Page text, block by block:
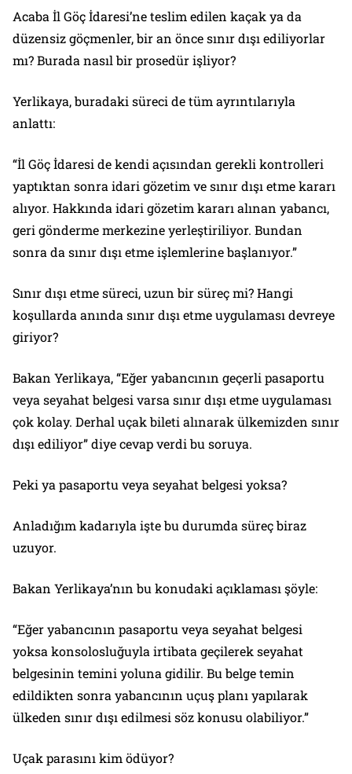
Acaba İl Göç İdaresi’ne teslim edilen kaçak ya da
düzensiz göçmenler, bir an önce sınır dışı ediliyorlar
mı? Burada nasıl bir prosedür işliyor?
Yerlikaya, buradaki süreci de tüm ayrıntılarıyla
anlattı:
“İl Göç İdaresi de kendi açısından gerekli kontrolleri
yaptıktan sonra idari gözetim ve sınır dışı etme kararı
alıyor. Hakkında idari gözetim kararı alınan yabancı,
geri gönderme merkezine yerleştiriliyor. Bundan
sonra da sınır dışı etme işlemlerine başlanıyor.”
Sınır dışı etme süreci, uzun bir süreç mi? Hangi
koşullarda anında sınır dışı etme uygulaması devreye
giriyor?
Bakan Yerlikaya, “Eğer yabancının geçerli pasaportu
veya seyahat belgesi varsa sınır dışı etme uygulaması
çok kolay. Derhal uçak bileti alınarak ülkemizden sınır
dışı ediliyor” diye cevap verdi bu soruya.
Peki ya pasaportu veya seyahat belgesi yoksa?
Anladığım kadarıyla işte bu durumda süreç biraz
uzuyor.
Bakan Yerlikaya’nın bu konudaki açıklaması şöyle:
“Eğer yabancının pasaportu veya seyahat belgesi
yoksa konsolosluğuyla irtibata geçilerek seyahat
belgesinin temini yoluna gidilir. Bu belge temin
edildikten sonra yabancının uçuş planı yapılarak
ülkeden sınır dışı edilmesi söz konusu olabiliyor.”
Uçak parasını kim ödüyor?